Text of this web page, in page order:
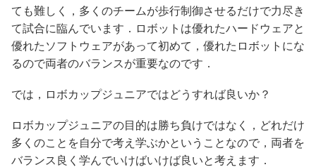
ても難しく，多くのチームが歩行制御させるだけで力尽き
て試合に臨んでいます．ロボットは優れたハードウェアと
優れたソフトウェアがあって初めて，優れたロボットにな
るので両者のバランスが重要なのです．
では，ロボカップジュニアではどうすれば良いか？
ロボカップジュニアの目的は勝ち負けではなく，どれだけ
多くのことを自分で考え学ぶかということなので，両者を
バランス良く学んでいけばいけば良いと考えます．